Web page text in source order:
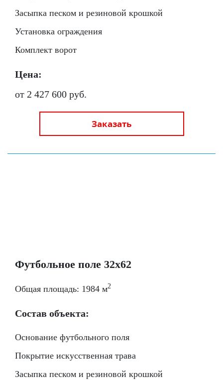
Засыпка песком и резиновой крошкой
Установка ограждения
Комплект ворот
Цена:
от 2 427 600 руб.
Заказать
Футбольное поле 32х62
Общая площадь: 1984 м2
Состав объекта:
Основание футбольного поля
Покрытие искусственная трава
Засыпка песком и резиновой крошкой